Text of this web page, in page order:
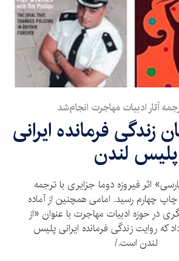
آثار ادبیات مهاجرت انجام‌شد
زندگی فرمانده ایرانی
پلیس لندن
اثر فیروزه دوما جزایری با ترجمه
چهارم رسید. امامی همچنین از آماده
در حوزه ادبیات مهاجرت با عنوان «از
که روایت زندگی فرمانده ایرانی پلیس
لندن است./